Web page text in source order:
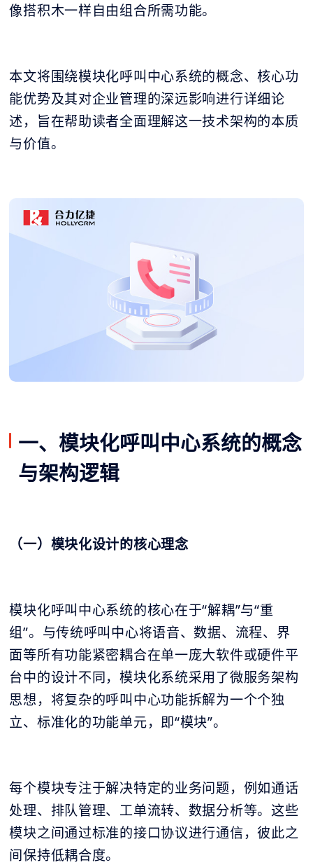
像搭积木一样自由组合所需功能。
本文将围绕模块化呼叫中心系统的概念、核心功
能优势及其对企业管理的深远影响进行详细论
述，旨在帮助读者全面理解这一技术架构的本质
与价值。
一、模块化呼叫中心系统的概念
与架构逻辑
（一）模块化设计的核心理念
模块化呼叫中心系统的核心在于“解耦”与“重
组”。与传统呼叫中心将语音、数据、流程、界
面等所有功能紧密耦合在单一庞大软件或硬件平
台中的设计不同，模块化系统采用了微服务架构
思想，将复杂的呼叫中心功能拆解为一个个独
立、标准化的功能单元，即“模块”。
每个模块专注于解决特定的业务问题，例如通话
处理、排队管理、工单流转、数据分析等。这些
模块之间通过标准的接口协议进行通信，彼此之
间保持低耦合度。